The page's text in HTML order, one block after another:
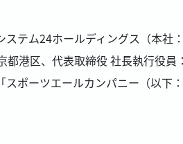
ステム24ホールディングス（本社
都港区、代表取締役 社長執行役
スポーツエールカンパニー（以下